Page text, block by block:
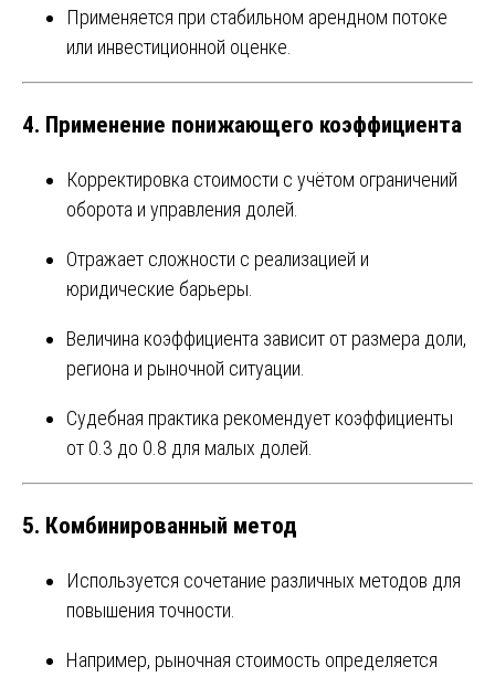
Применяется при стабильном арендном потоке
или инвестиционной оценке.
4. Применение понижающего коэффициента
Корректировка стоимости с учётом ограничений
оборота и управления долей.
Отражает сложности с реализацией и
юридические барьеры.
Величина коэффициента зависит от размера доли,
региона и рыночной ситуации.
Судебная практика рекомендует коэффициенты
от 0.3 до 0.8 для малых долей.
5. Комбинированный метод
Используется сочетание различных методов для
повышения точности.
Например, рыночная стоимость определяется